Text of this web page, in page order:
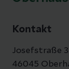
Kontakt
Josefstraße 3
46045